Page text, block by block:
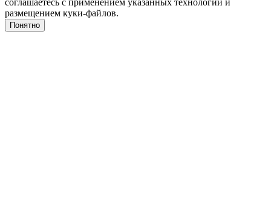
размещением куки-файлов.
Понятно